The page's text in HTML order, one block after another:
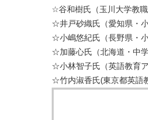
☆谷和樹氏（玉川大学教職
☆井戸砂織氏（愛知県・小
☆小嶋悠紀氏（長野県・小
☆加藤心氏（北海道・中学
☆小林智子氏（英語教
☆竹内淑香氏(東京都英語